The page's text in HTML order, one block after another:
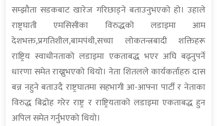
सम्झौता सडकबाट खारेज गरिछाड्ने बताउनुभएको हो। उहाले
राष्ट्रघाती एमसिसीका विरुद्धको लडाइमा आम
देशभक्त,प्रगतिशील,बामपंथी,सच्चा लोकतन्त्रबादी शक्तिहरू
राष्ट्रिय स्वाधीनताको लडाइमा एकताबद्ध भएर अघि बढ्नुपर्ने
धारणा समेत राख्नुभएको थियो। नेता शितलले कार्यकर्ताहरु दास
बन्न नहुने बताउदै राष्ट्रघातमा सहभागी आ-आफ्ना पार्टी र नेताका
विरुद्ध बिद्रोह गरेर राष्ट्र र राष्ट्रियताको लडाइमा एकताबद्ध हुन
अपिल समेत गर्नुभएको थियो।